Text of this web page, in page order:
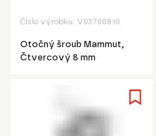
Číslo výrobku: V03700810
Otočný šroub Mammut,
Čtvercový 8 mm